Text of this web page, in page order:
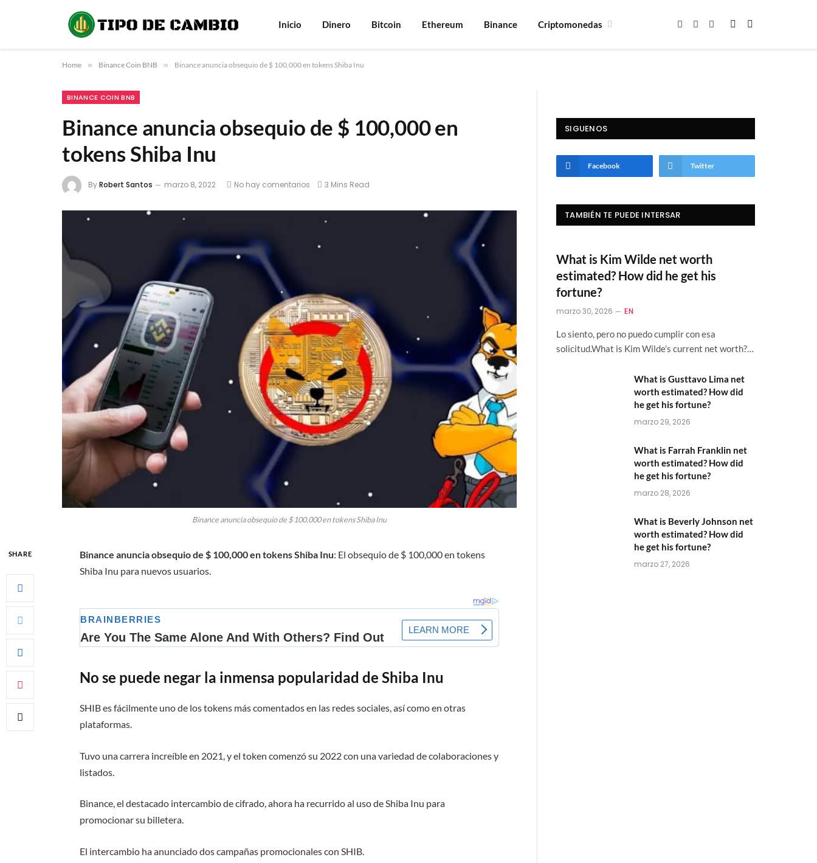
Inicio Dinero Bitcoin Ethereum Binance Criptomonedas Facebook
X
Instagram
Home » Binance Coin BNB » Binance anuncia obsequio de $ 100,000 en tokens Shiba Inu
BINANCE COIN BNB
Binance anuncia obsequio de $ 100,000 en
tokens Shiba Inu
ByRobert Santos marzo 8, 2022 No hay comentarios 3 Mins Read
Binance anuncia obsequio de $ 100,000 en tokens Shiba Inu
SHARE Binance anuncia obsequio de $ 100,000 en tokens Shiba Inu: El obsequio de $ 100,000 en tokens
Shiba Inu para nuevos usuarios.
No se puede negar la inmensa popularidad de Shiba Inu
SHIB es fácilmente uno de los tokens más comentados en las redes sociales, así como en otras
plataformas.
Tuvo una carrera increíble en 2021, y el token comenzó su 2022 con una variedad de colaboraciones y
listados.
Binance, el destacado intercambio de cifrado, ahora ha recurrido al uso de Shiba Inu para
promocionar su billetera.
El intercambio ha anunciado dos campañas promocionales con SHIB.
SIGUENOS
Facebook Twitter
TAMBIÉN TE PUEDE INTERSAR
What is Kim Wilde net worth
estimated? How did he get his
fortune?
marzo 30, 2026 EN
Lo siento, pero no puedo cumplir con esa
solicitud.What is Kim Wilde’s current net worth?…
What is Gusttavo Lima net
worth estimated? How did
he get his fortune?
marzo 29, 2026
What is Farrah Franklin net
worth estimated? How did
he get his fortune?
marzo 28, 2026
What is Beverly Johnson net
worth estimated? How did
he get his fortune?
marzo 27, 2026